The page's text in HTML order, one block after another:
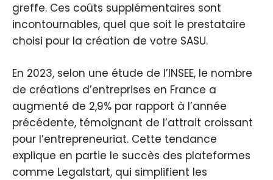
greffe. Ces coûts supplémentaires sont
incontournables, quel que soit le prestataire
choisi pour la création de votre SASU.
En 2023, selon une étude de l’INSEE, le nombre
de créations d’entreprises en France a
augmenté de 2,9% par rapport à l’année
précédente, témoignant de l’attrait croissant
pour l’entrepreneuriat. Cette tendance
explique en partie le succès des plateformes
comme Legalstart, qui simplifient les